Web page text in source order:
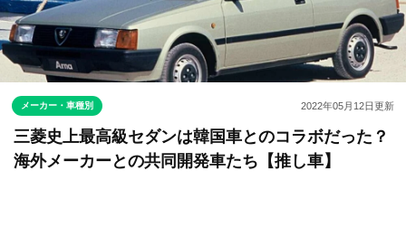
メーカー・車種別 2022年05月12日更新
三菱史上最高級セダンは韓国車とのコラボだった？
海外メーカーとの共同開発車たち【推し車】